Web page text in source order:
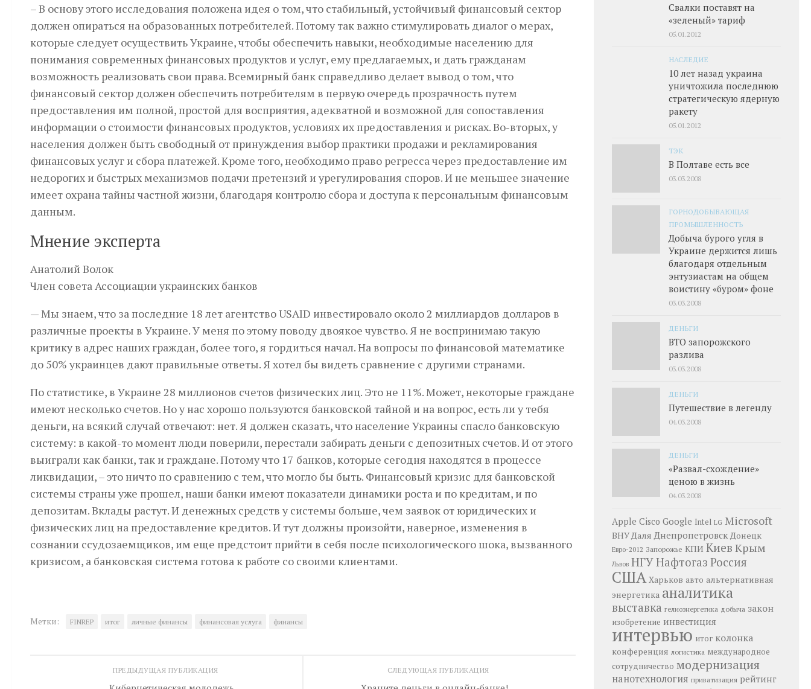
– В основу этого исследования положена идея о том, что стабильный, устойчивый финансовый сектор
должен опираться на образованных потребителей. Потому так важно стимулировать диалог о мерах,
которые следует осуществить Украине, чтобы обеспечить навыки, необходимые населению для
понимания современных финансовых продуктов и услуг, ему предлагаемых, и дать гражданам
возможность реализовать свои права. Всемирный банк справедливо делает вывод о том, что
финансовый сектор должен обеспечить потребителям в первую очередь прозрачность путем
предоставления им полной, простой для восприятия, адекватной и возможной для сопоставления
информации о стоимости финансовых продуктов, условиях их предоставления и рисках. Во-вторых, у
населения должен быть свободный от принуждения выбор практики продажи и рекламирования
финансовых услуг и сбора платежей. Кроме того, необходимо право регресса через предоставление им
недорогих и быстрых механизмов подачи претензий и урегулирования споров. И не меньшее значение
имеет охрана тайны частной жизни, благодаря контролю сбора и доступа к персональным финансовым
данным.
Мнение эксперта
Анатолий Волок
Член совета Ассоциации украинских банков
— Мы знаем, что за последние 18 лет агентство USAID инвестировало около 2 миллиардов долларов в
различные проекты в Украине. У меня по этому поводу дво­якое чувство. Я не воспринимаю такую
критику в адрес наших граждан, более того, я гордиться начал. На вопросы по финансовой математике
до 50% украинцев дают правильные ответы. Я хотел бы видеть сравнение с другими странами.
По статистике, в Украине 28 миллионов счетов физических лиц. Это не 11%. Может, некоторые граждане
имеют несколько счетов. Но у нас хорошо пользуются банковской тайной и на вопрос, есть ли у тебя
деньги, на всякий случай отвечают: нет. Я должен сказать, что население Украины спасло банковскую
систему: в какой-то момент люди поверили, перестали забирать деньги с депозитных счетов. И от этого
выиграли как банки, так и граждане. Потому что 17 банков, которые сегодня находятся в процессе
ликвидации, – это ничто по сравнению с тем, что могло бы быть. Финансовый кризис для банковской
системы страны уже прошел, наши банки имеют показатели динамики роста и по кредитам, и по
депозитам. Вклады растут. И денежных средств у системы больше, чем заявок от юридических и
физических лиц на предоставление кредитов. И тут должны произойти, наверное, изменения в
сознании ссудозаемщиков, им еще предстоит прийти в себя после психологического шока, вызванного
кризисом, а банковская система готова к работе со своими клиентами.
Метки: FINREP итог личные финансы финансовая услуга финансы
СЛЕДУЮЩАЯ ПУБЛИКАЦИЯ
ПРЕДЫДУЩАЯ ПУБЛИКАЦИЯ
Свалки поставят на
«зеленый» тариф
05.01.2012
НАСЛЕДИЕ
10 лет назад украина
уничтожила последнюю
стратегическую ядерную
ракету
05.01.2012
ТЭК
В Полтаве есть все
03.03.2008
ГОРНОДОБЫВАЮЩАЯ
ПРОМЫШЛЕННОСТЬ
Добыча бурого угля в
Украине держится лишь
благодаря отдельным
энтузиастам на общем
воистину «буром» фоне
03.03.2008
ДЕНЬГИ
ВТО запорожского
разлива
03.03.2008
ДЕНЬГИ
Путешествие в легенду
04.03.2008
ДЕНЬГИ
«Развал-схождение»
ценою в жизнь
04.03.2008
Apple Cisco Google Intel LG Microsoft
ВНУ Даля Днепропетровск Донецк
Евро-2012 Запорожье КПИ Киев Крым
Львов НГУНафтогаз Россия
США Харьков авто альтернативная
энергетика аналитика
выставка гелиоэнергетика добыча закон
изобретение инвестиция
интервью итог колонка
конференция логистика международное
сотрудничество модернизация
нанотехнология приватизация рейтинг